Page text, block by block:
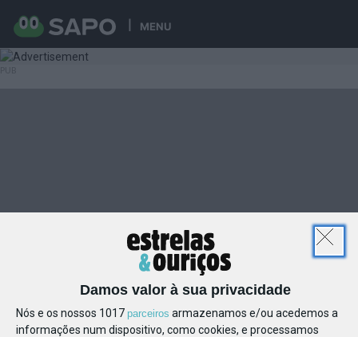
MENU
Damos valor à sua privacidade
Nós e os nossos 1017 parceiros armazenamos e/ou acedemos a
informações num dispositivo, como cookies, e processamos